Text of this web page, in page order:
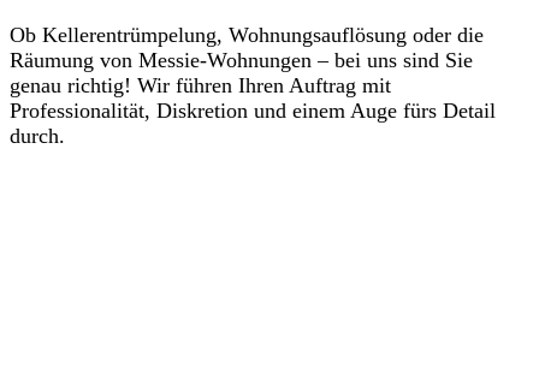
Ob Kellerentrümpelung, Wohnungsauflösung oder die
Räumung von Messie-Wohnungen – bei uns sind Sie
genau richtig! Wir führen Ihren Auftrag mit
Professionalität, Diskretion und einem Auge fürs Detail
durch.